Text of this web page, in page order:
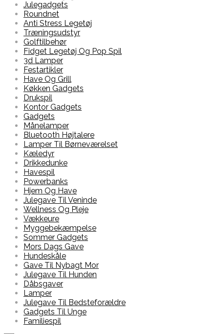
Julegadgets
Roundnet
Anti Stress Legetøj
Træningsudstyr
Golftilbehør
Fidget Legetøj Og Pop Spil
3d Lamper
Festartikler
Have Og Grill
Køkken Gadgets
Drukspil
Kontor Gadgets
Gadgets
Månelamper
Bluetooth Højtalere
Lamper Til Børneværelset
Kæledyr
Drikkedunke
Havespil
Powerbanks
Hjem Og Have
Julegave Til Veninde
Wellness Og Pleje
Vækkeure
Myggebekæmpelse
Sommer Gadgets
Mors Dags Gave
Hundeskåle
Gave Til Nybagt Mor
Julegave Til Hunden
Dåbsgaver
Lamper
Julegave Til Bedsteforældre
Gadgets Til Unge
Familiespil